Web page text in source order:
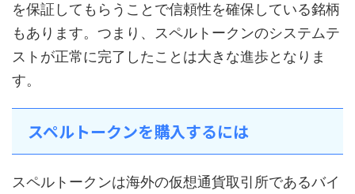
を保証してもらうことで信頼性を確保している銘柄
もあります。つまり、スペルトークンのシステムテ
ストが正常に完了したことは大きな進歩となりま
す。
スペルトークンを購入するには
スペルトークンは海外の仮想通貨取引所であるバイ